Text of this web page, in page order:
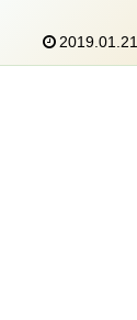
2019.01.21